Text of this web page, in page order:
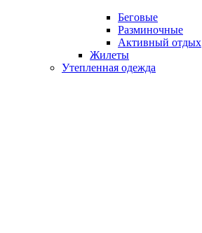
Беговые
Разминочные
Активный отдых
Жилеты
Утепленная одежда